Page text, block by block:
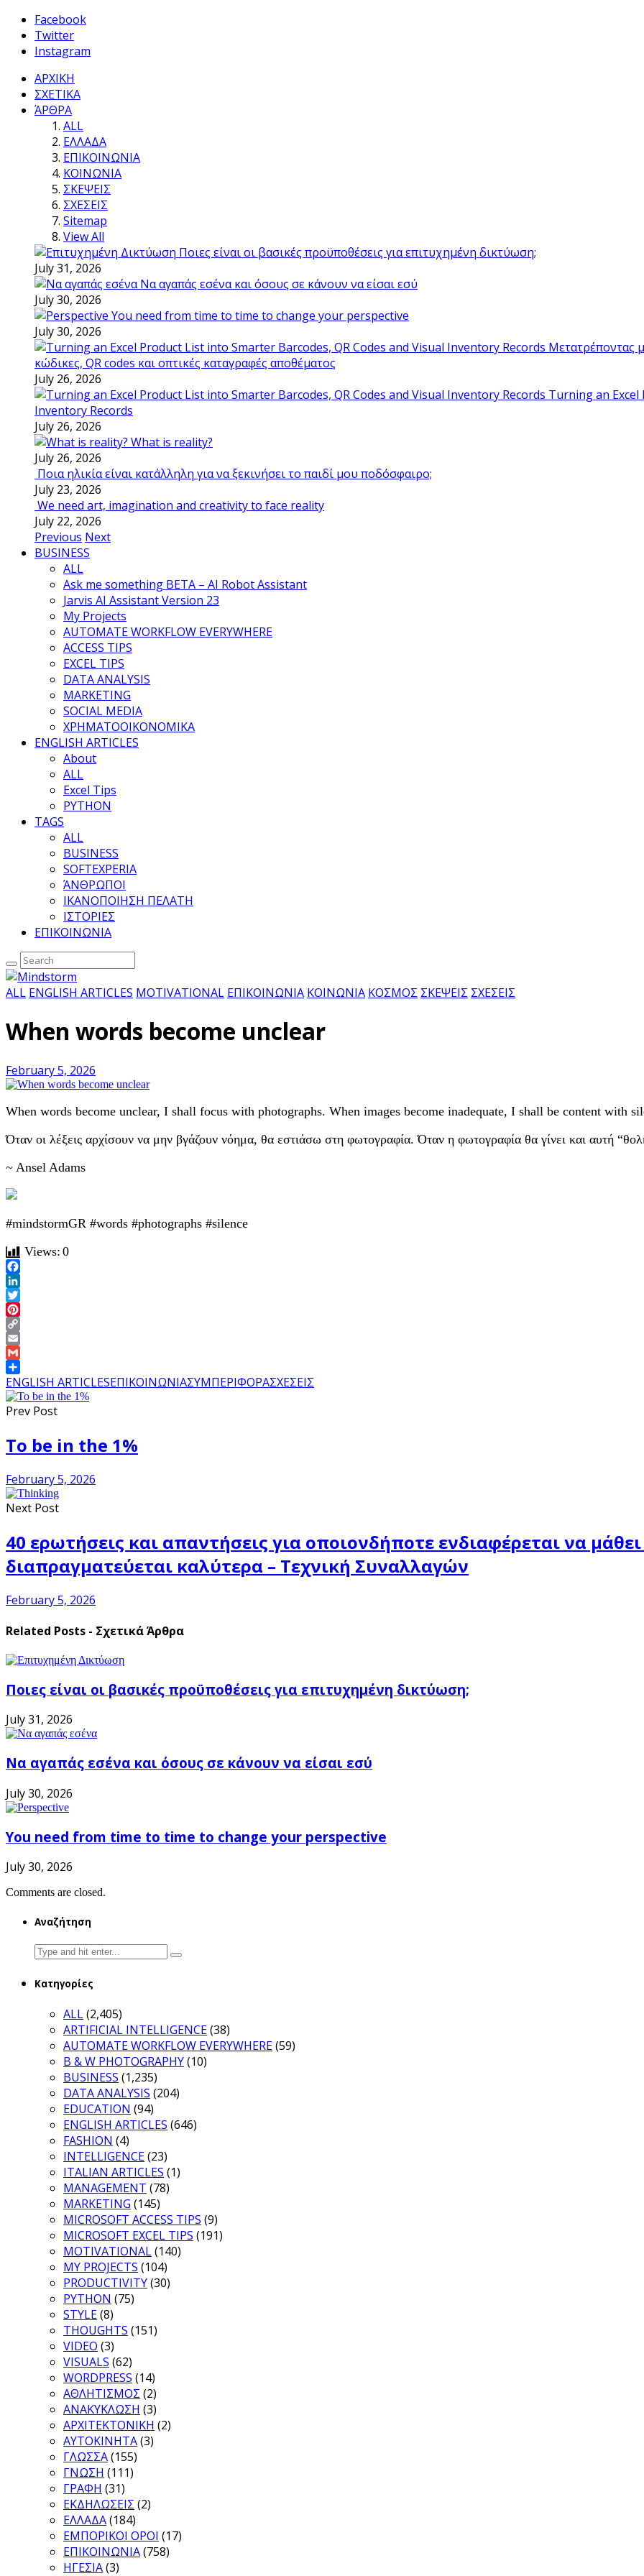
Facebook
Twitter
Instagram
ΑΡΧΙΚΗ
ΣΧΕΤΙΚΑ
ΆΡΘΡΑ
ALL
ΕΛΛΑΔΑ
ΕΠΙΚΟΙΝΩΝΙΑ
ΚΟΙΝΩΝΙΑ
ΣΚΕΨΕΙΣ
ΣΧΕΣΕΙΣ
Sitemap
View All
Ποιες είναι οι βασικές προϋποθέσεις για επιτυχημένη δικτύωση;
July 31, 2026
Να αγαπάς εσένα και όσους σε κάνουν να είσαι εσύ
July 30, 2026
You need from time to time to change your perspective
July 30, 2026
Μετατρέποντας
κώδικες, QR codes και οπτικές καταγραφές αποθέματος
July 26, 2026
Turning an Excel
Inventory Records
July 26, 2026
What is reality?
July 26, 2026
Ποια ηλικία είναι κατάλληλη για να ξεκινήσει το παιδί μου ποδόσφαιρο;
July 23, 2026
We need art, imagination and creativity to face reality
July 22, 2026
Previous Next
BUSINESS
ALL
Ask me something BETA – AI Robot Assistant
Jarvis AI Assistant Version 23
My Projects
AUTOMATE WORKFLOW EVERYWHERE
ACCESS TIPS
EXCEL TIPS
DATA ANALYSIS
MARKETING
SOCIAL MEDIA
ΧΡΗΜΑΤΟΟΙΚΟΝΟΜΙΚΑ
ENGLISH ARTICLES
About
ALL
Excel Tips
PYTHON
TAGS
ALL
BUSINESS
SOFTEXPERIA
ΆΝΘΡΩΠΟΙ
ΙΚΑΝΟΠΟΙΗΣΗ ΠΕΛΑΤΗ
ΙΣΤΟΡΙΕΣ
ΕΠΙΚΟΙΝΩΝΙΑ
ALL ENGLISH ARTICLES MOTIVATIONAL ΕΠΙΚΟΙΝΩΝΙΑ ΚΟΙΝΩΝΙΑ ΚΟΣΜΟΣ ΣΚΕΨΕΙΣ ΣΧΕΣΕΙΣ
When words become unclear
February 5, 2026
When words become unclear, I shall focus with photographs. When images become inadequate, I shall be content with
Όταν οι λέξεις αρχίσουν να μην βγάζουν νόημα, θα εστιάσω στη φωτογραφία. Όταν η φωτογραφία θα γίνει και αυτή
~ Ansel Adams
#mindstormGR #words #photographs #silence
Views: 0
Facebook
LinkedIn
Twitter
Pinterest
Copy
Link
Email
Gmail
Share
ENGLISH ARTICLESΕΠΙΚΟΙΝΩΝΙΑΣΥΜΠΕΡΙΦΟΡΑΣΧΕΣΕΙΣ
Prev Post
To be in the 1%
February 5, 2026
Next Post
40 ερωτήσεις και απαντήσεις για οποιονδήποτε ενδιαφέρεται να
διαπραγματεύεται καλύτερα – Τεχνική Συναλλαγών
February 5, 2026
Related Posts - Σχετικά Άρθρα
Ποιες είναι οι βασικές προϋποθέσεις για επιτυχημένη δικτύωση;
July 31, 2026
Να αγαπάς εσένα και όσους σε κάνουν να είσαι εσύ
July 30, 2026
You need from time to time to change your perspective
July 30, 2026
Comments are closed.
Αναζήτηση
Search
for:
Κατηγορίες
ALL(2,405)
ARTIFICIAL INTELLIGENCE(38)
AUTOMATE WORKFLOW EVERYWHERE(59)
B & W PHOTOGRAPHY(10)
BUSINESS (1,235)
DATA ANALYSIS (204)
EDUCATION (94)
ENGLISH ARTICLES (646)
FASHION (4)
INTELLIGENCE(23)
ITALIAN ARTICLES (1)
MANAGEMENT (78)
MARKETING (145)
MICROSOFT ACCESS TIPS (9)
MICROSOFT EXCEL TIPS (191)
MOTIVATIONAL(140)
MY PROJECTS (104)
PRODUCTIVITY(30)
PYTHON (75)
STYLE(8)
THOUGHTS (151)
VIDEO (3)
VISUALS (62)
WORDPRESS (14)
ΑΘΛΗΤΙΣΜΟΣ (2)
ΑΝΑΚΥΚΛΩΣΗ (3)
ΑΡΧΙΤΕΚΤΟΝΙΚΗ (2)
ΑΥΤΟΚΙΝΗΤΑ(3)
ΓΛΩΣΣΑ(155)
ΓΝΩΣΗ (111)
ΓΡΑΦΗ (31)
ΕΚΔΗΛΩΣΕΙΣ (2)
ΕΛΛΑΔΑ(184)
ΕΜΠΟΡΙΚΟΙ ΟΡΟΙ (17)
ΕΠΙΚΟΙΝΩΝΙΑ(758)
ΗΓΕΣΙΑ(3)